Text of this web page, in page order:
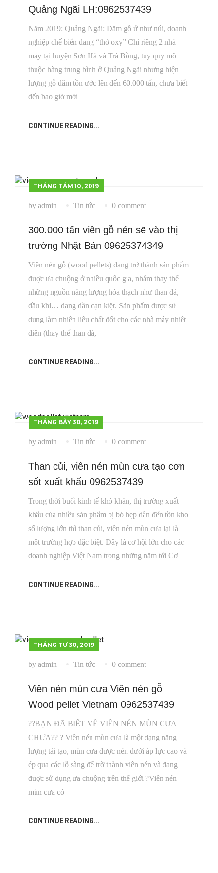
Quảng Ngãi LH:0962537439
Năm 2019: Quảng Ngãi: Dăm gỗ ứ như núi, doanh
nghiệp chế biến đang “thở oxy” Chỉ riêng 2 nhà
máy tại huyện Sơn Hà và Trà Bồng, tuy quy mô
thuộc hàng trung bình ở Quảng Ngãi nhưng hiện
lượng gỗ dăm tồn ước lên đến 60.000 tấn, chưa biết
đến bao giờ mới
CONTINUE READING...
THÁNG TÁM 10, 2019
by admin Tin tức 0 comment
300.000 tấn viên gỗ nén sẽ vào thị
trường Nhật Bản 09625374349
Viên nén gỗ (wood pellets) đang trở thành sản phẩm
được ưa chuộng ở nhiều quốc gia, nhằm thay thế
những nguồn năng lượng hóa thạch như than đá,
dầu khí… đang dần cạn kiệt. Sản phẩm được sử
dụng làm nhiên liệu chất đốt cho các nhà máy nhiệt
điện (thay thế than đá,
CONTINUE READING...
THÁNG BẢY 30, 2019
by admin Tin tức 0 comment
Than củi, viên nén mùn cưa tạo cơn
sốt xuất khẩu 0962537439
Trong thời buổi kinh tế khó khăn, thị trường xuất
khẩu của nhiều sản phẩm bị bó hẹp dẫn đến tồn kho
số lượng lớn thì than củi, viên nén mùn cưa lại là
một trường hợp đặc biệt. Đây là cơ hội lớn cho các
doanh nghiệp Việt Nam trong những năm tới Cơ
CONTINUE READING...
THÁNG TƯ 30, 2019
by admin Tin tức 0 comment
Viên nén mùn cưa Viên nén gỗ
Wood pellet Vietnam 0962537439
??BẠN ĐÃ BIẾT VỀ VIÊN NÉN MÙN CƯA
CHƯA?? ? Viên nén mùn cưa là một dạng năng
lượng tái tạo, mùn cưa được nén dưới áp lực cao và
ép qua các lỗ sàng để trờ thành viên nén và đang
được sử dụng ưa chuộng trên thế giới ?Viên nén
mùn cưa có
CONTINUE READING...